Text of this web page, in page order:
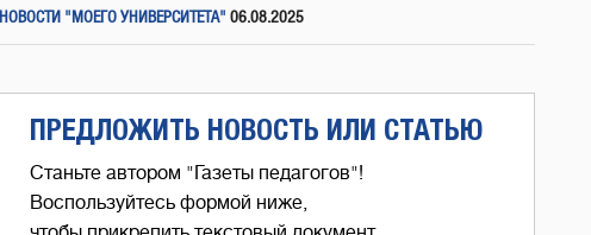
НОВОСТИ "МОЕГО УНИВЕРСИТЕТА" 06.08.2025
ПРЕДЛОЖИТЬ НОВОСТЬ ИЛИ СТАТЬЮ
Станьте автором "Газеты педагогов"!
Воспользуйтесь формой ниже,